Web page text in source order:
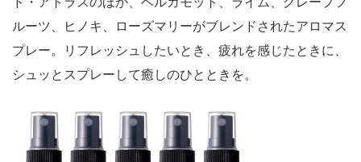
ルーツ、ヒノキ、ローズマリーがブレンドされたアロマス
プレー。リフレッシュしたいとき、疲れを感じたときに、
シュッとスプレーして癒しのひとときを。